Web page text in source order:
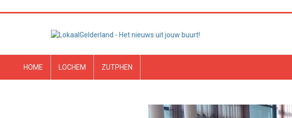
HOME LOCHEM ZUTPHEN